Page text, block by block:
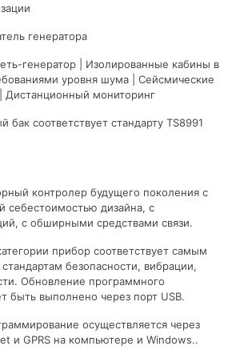
генератора
генератор | Изолированные кабины в
уровня шума | Сейсмические
мониторинг
соответствует стандарту TS8991
контролер будущего поколения с
себестоимостью дизайна, с
с обширными средствами связи.
прибор соответствует самым
безопасности, вибрации,
Обновление программного
быть выполнено через порт USB.
осуществляется через
и GPRS на компьютере и Windows..